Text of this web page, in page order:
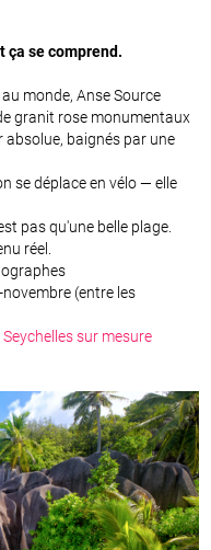
ça se comprend.
monde, Anse Source
granit rose monumentaux
absolue, baignés par une
se déplace en vélo — elle
pas qu'une belle plage.
réel.
(entre les
Seychelles sur mesure